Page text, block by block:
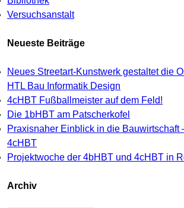
Versuchsanstalt
Neueste Beiträge
Neues Streetart-Kunstwerk gestaltet die
HTL Bau Informatik Design
4cHBT Fußballmeister auf dem Feld!
Die 1bHBT am Patscherkofel
Praxisnaher Einblick in die Bauwirtschaft
4cHBT
Projektwoche der 4bHBT und 4cHBT in
Archiv